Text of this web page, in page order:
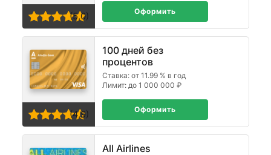
(5,0) Оформить
100 дней без
процентов
Ставка: от 11.99 % в год
Лимит: до 1 000 000 ₽
(4,9) Оформить
All Airlines